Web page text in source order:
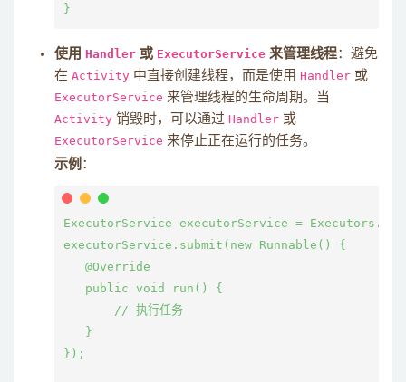
使用 Handler 或 ExecutorService 来管理线程：避免
在 Activity 中直接创建线程，而是使用 Handler 或
ExecutorService 来管理线程的生命周期。当
Activity 销毁时，可以通过 Handler 或
ExecutorService 来停止正在运行的任务。
示例 ：
ExecutorService executorService =
executorService.submit(new Runnable() {
   @Override
   public void run() {
       // 执行任务
   }
});